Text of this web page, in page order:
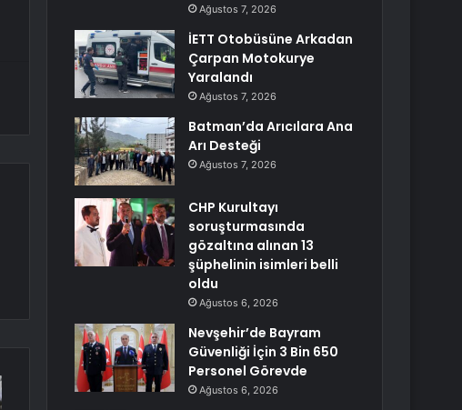
Ağustos 7, 2026
İETT Otobüsüne Arkadan
Çarpan Motokurye
Yaralandı
Ağustos 7, 2026
Batman’da Arıcılara Ana
Arı Desteği
Ağustos 7, 2026
CHP Kurultayı
soruşturmasında
gözaltına alınan 13
şüphelinin isimleri belli
oldu
Ağustos 6, 2026
Nevşehir’de Bayram
Güvenliği İçin 3 Bin 650
Personel Görevde
Ağustos 6, 2026